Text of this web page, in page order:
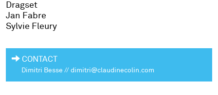
Dragset
Jan Fabre
Sylvie Fleury
CONTACT
Dimitri Besse // dimitri@claudinecolin.com